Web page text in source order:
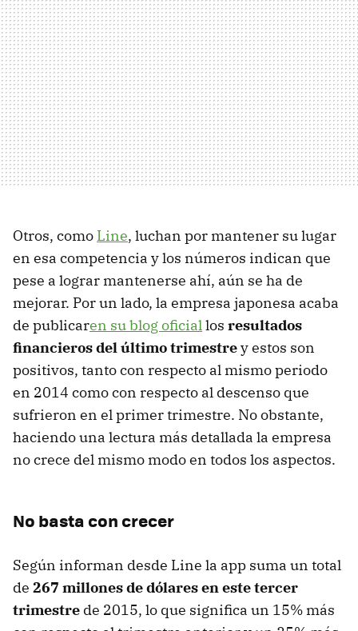
Otros, como Line, luchan por mantener su lugar
en esa competencia y los números indican que
pese a lograr mantenerse ahí, aún se ha de
mejorar. Por un lado, la empresa japonesa acaba
de publicaren su blog oficiallos resultados
financieros del último trimestrey estos son
positivos, tanto con respecto al mismo periodo
en 2014 como con respecto al descenso que
sufrieron en el primer trimestre. No obstante,
haciendo una lectura más detallada la empresa
no crece del mismo modo en todos los aspectos.
No basta con crecer
Según informan desde Line la app suma un total
de 267 millones de dólares en este tercer
trimestre de 2015, lo que significa un 15% más